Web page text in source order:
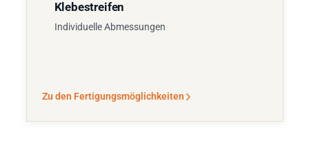
Klebestreifen
Individuelle Abmessungen
Zu den Fertigungsmöglichkeiten